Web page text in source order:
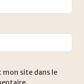
site dans le